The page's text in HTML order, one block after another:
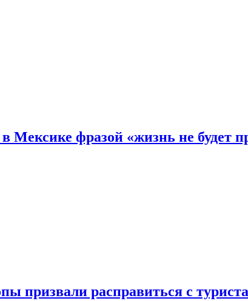
Мексике фразой «жизнь не будет
призвали расправиться с